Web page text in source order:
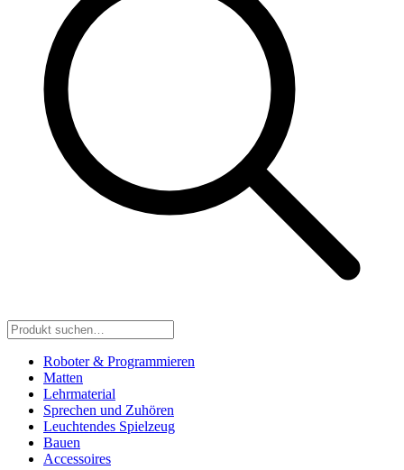
Roboter & Programmieren
Matten
Lehrmaterial
Sprechen und Zuhören
Leuchtendes Spielzeug
Bauen
Accessoires